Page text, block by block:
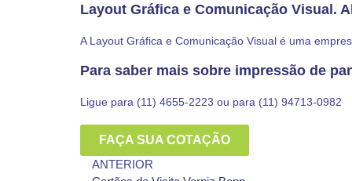
Layout Gráfica e Comunicação Visual.
A Layout Gráfica e Comunicação Visual é uma
Para saber mais sobre impressão de
Ligue para (11) 4655-2223 ou para (11) 94713-0982
FAÇA SUA COTAÇÃO
ANTERIOR